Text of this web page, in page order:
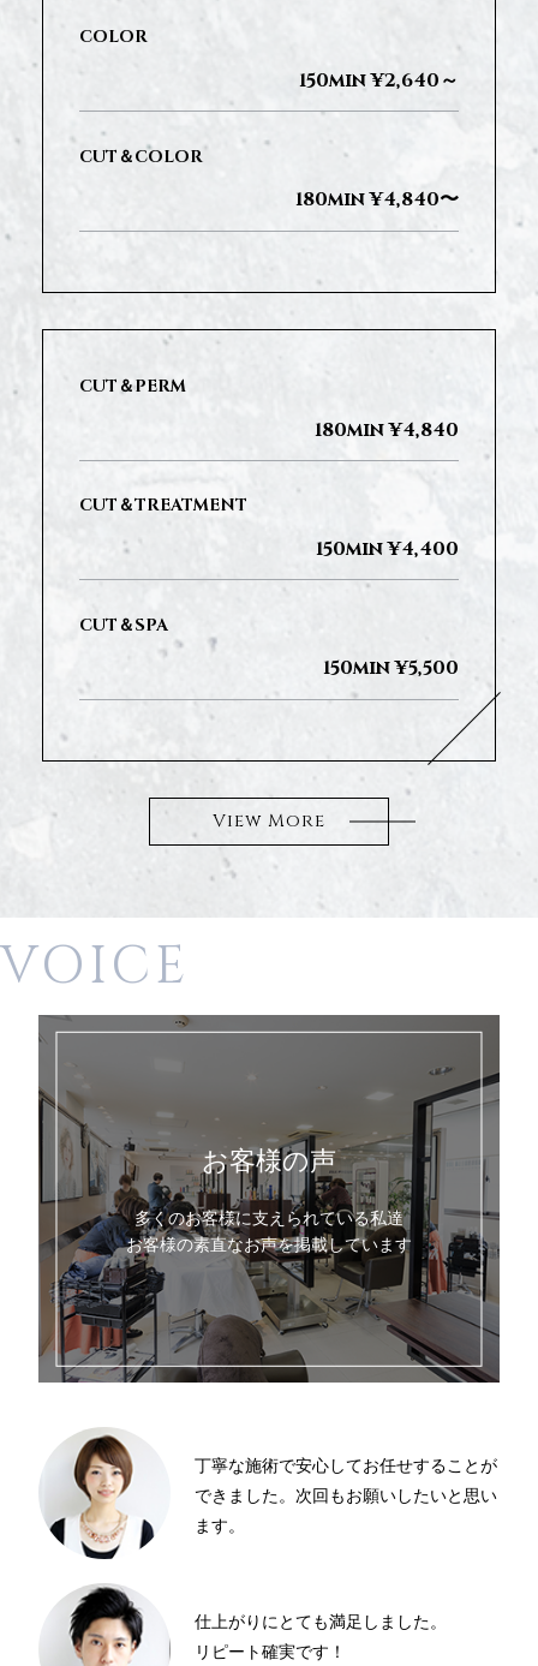
COLOR
150min ¥2,640～
CUT＆COLOR
180min ¥4,840〜
CUT＆PERM
180min ¥4,840
CUT＆TREATMENT
150min ¥4,400
CUT＆SPA
150min ¥5,500
View More
VOICE
お客様の声
多くのお客様に支えられている私達
お客様の素直なお声を掲載しています
丁寧な施術で安心してお任せすることが
できました。次回もお願いしたいと思い
ます。
仕上がりにとても満足しました。
リピート確実です！